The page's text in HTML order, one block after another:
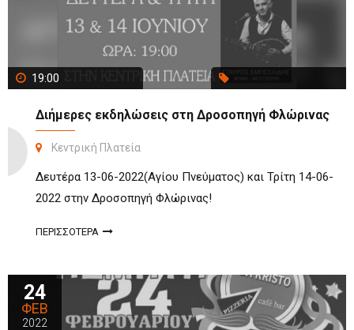
19:00
Διήμερες εκδηλώσεις στη Δροσοπηγή Φλώρινας
Κεντρική Πλατεία
Δευτέρα 13-06-2022(Αγίου Πνεύματος) και Τρίτη 14-06-
2022 στην Δροσοπηγή Φλώρινας!
ΠΕΡΙΣΣΟΤΕΡΑ
24
ΦΕΒ
2022